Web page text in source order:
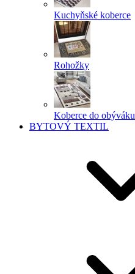
Kuchyňské koberce
Rohožky
Koberce do obýváku
BYTOVÝ TEXTIL